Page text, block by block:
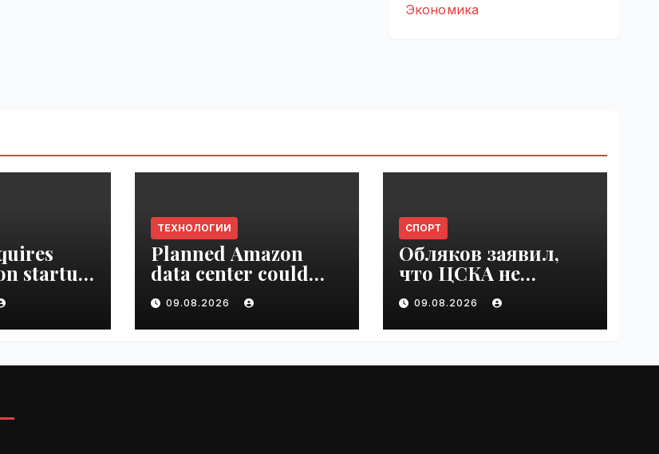
Экономика
startup
ТЕХНОЛОГИИ
Planned Amazon
data center could
become the biggest
climate polluter in
the U.S. | VseTime.ru
09.08.2026
СПОРТ
Обляков заявил,
что ЦСКА не
хватает Акинфеева
| VseTime.ru
09.08.2026